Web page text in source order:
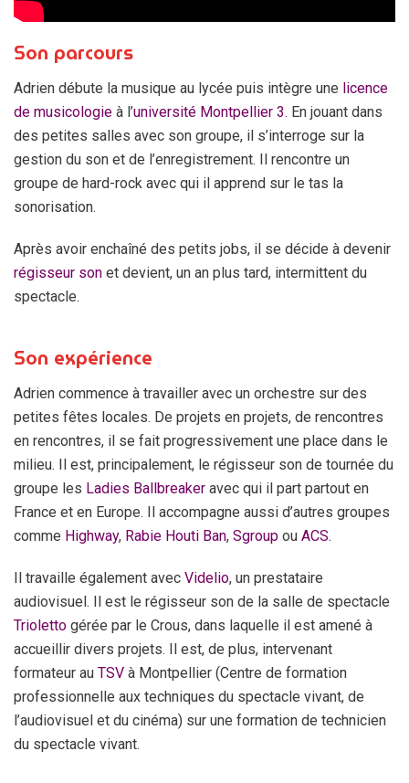
Son parcours
Adrien débute la musique au lycée puis intègre une licence
de musicologie à l’université Montpellier 3. En jouant dans
des petites salles avec son groupe, il s’interroge sur la
gestion du son et de l’enregistrement. Il rencontre un
groupe de hard-rock avec qui il apprend sur le tas la
sonorisation.
Après avoir enchaîné des petits jobs, il se décide à devenir
régisseur son et devient, un an plus tard, intermittent du
spectacle.
Son expérience
Adrien commence à travailler avec un orchestre sur des
petites fêtes locales. De projets en projets, de rencontres
en rencontres, il se fait progressivement une place dans le
milieu. Il est, principalement, le régisseur son de tournée du
groupe les Ladies Ballbreaker avec qui il part partout en
France et en Europe. Il accompagne aussi d’autres groupes
comme Highway, Rabie Houti Ban, Sgroup ou ACS.
Il travaille également avec Videlio, un prestataire
audiovisuel. Il est le régisseur son de la salle de spectacle
Trioletto gérée par le Crous, dans laquelle il est amené à
accueillir divers projets. Il est, de plus, intervenant
formateur au TSV à Montpellier (Centre de formation
professionnelle aux techniques du spectacle vivant, de
l’audiovisuel et du cinéma) sur une formation de technicien
du spectacle vivant.